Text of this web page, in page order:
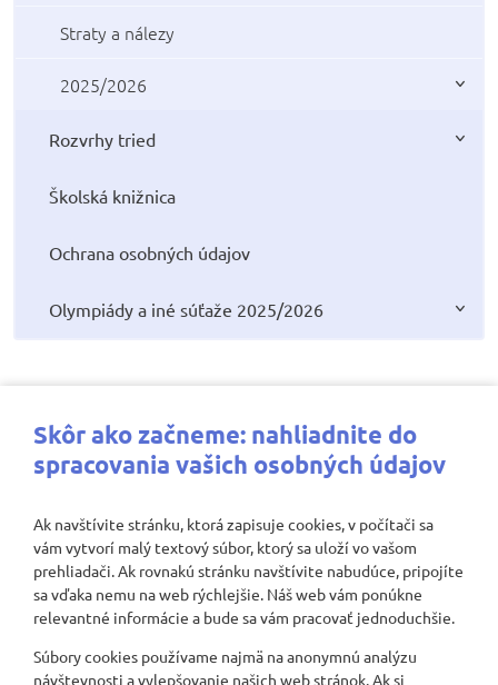
Straty a nálezy
2025/2026
Rozvrhy tried
Školská knižnica
Ochrana osobných údajov
Olympiády a iné súťaže 2025/2026
Najbližšie aktivity
Nenašli sa žiadne záznamy
Zobraziť viac
Skôr ako začneme: nahliadnite do
spracovania vašich osobných údajov
Ak navštívite stránku, ktorá zapisuje cookies, v počítači sa
vám vytvorí malý textový súbor, ktorý sa uloží vo vašom
prehliadači. Ak rovnakú stránku navštívite nabudúce, pripojíte
sa vďaka nemu na web rýchlejšie. Náš web vám ponúkne
relevantné informácie a bude sa vám pracovať jednoduchšie.
Súbory cookies používame najmä na anonymnú analýzu
návštevnosti a vylepšovanie našich web stránok. Ak si